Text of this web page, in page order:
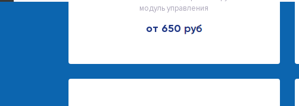
модуль управления
от 650